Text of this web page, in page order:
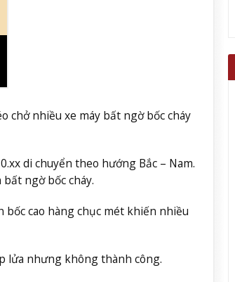
chở nhiều xe máy bất ngờ bốc cháy
di chuyển theo hướng Bắc – Nam.
ngờ bốc cháy.
cao hàng chục mét khiến nhiều
lửa nhưng không thành công.